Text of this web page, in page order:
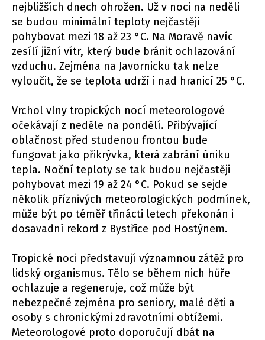
nejbližších dnech ohrožen. Už v noci na neděli
se budou minimální teploty nejčastěji
pohybovat mezi 18 až 23 °C. Na Moravě navíc
zesílí jižní vítr, který bude bránit ochlazování
vzduchu. Zejména na Javornicku tak nelze
vyloučit, že se teplota udrží i nad hranicí 25 °C.
Vrchol vlny tropických nocí meteorologové
očekávají z neděle na pondělí. Přibývající
oblačnost před studenou frontou bude
fungovat jako přikrývka, která zabrání úniku
tepla. Noční teploty se tak budou nejčastěji
pohybovat mezi 19 až 24 °C. Pokud se sejde
několik příznivých meteorologických podmínek,
může být po téměř třinácti letech překonán i
dosavadní rekord z Bystřice pod Hostýnem.
Tropické noci představují významnou zátěž pro
lidský organismus. Tělo se během nich hůře
ochlazuje a regeneruje, což může být
nebezpečné zejména pro seniory, malé děti a
osoby s chronickými zdravotními obtížemi.
Meteorologové proto doporučují dbát na